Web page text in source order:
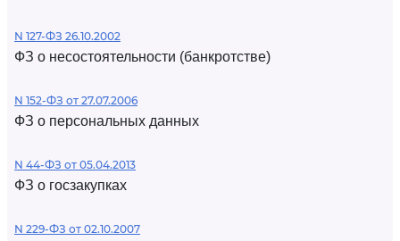
N 127-ФЗ 26.10.2002
ФЗ о несостоятельности (банкротстве)
N 152-ФЗ от 27.07.2006
ФЗ о персональных данных
N 44-ФЗ от 05.04.2013
ФЗ о госзакупках
N 229-ФЗ от 02.10.2007